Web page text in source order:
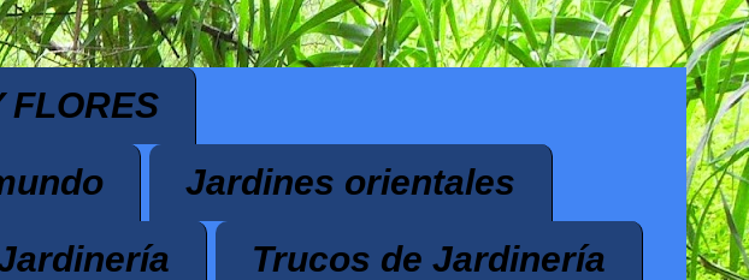
FLORES
Jardines orientales
Trucos de Jardinería